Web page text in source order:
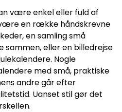
være enkel eller fuld af
en række håndskrevne
en samling små
sammen, eller en billedrejse
Nogle
med små, praktiske
andre går efter
Uanset stil gør det